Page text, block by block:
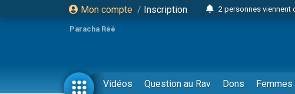
Mon compte / Inscription
2 personnes viennent
2 nouvelles
8 personnes
4 personnes
Paracha Réé
Vidéos Question au Rav Dons Femmes